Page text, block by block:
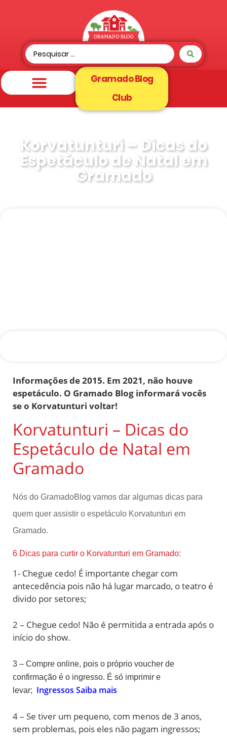
Gramado Blog
Club
Korvatunturi – Dicas do
Espetáculo de Natal em
Gramado
Informações de 2015. Em 2021, não houve
espetáculo. O Gramado Blog informará vocês
se o Korvatunturi voltar!
Korvatunturi – Dicas do
Espetáculo de Natal em
Gramado
Nós do GramadoBlog vamos dar algumas dicas para
quem quer assistir o espetáculo Korvatunturi em
Gramado.
6 Dicas para curtir o Korvatunturi em Gramado:
1- Chegue cedo! É importante chegar com
antecedência pois não há lugar marcado, o teatro é
divido por setores;
2 – Chegue cedo! Não é permitida a entrada após o
início do show.
3 – Compre online, pois o próprio voucher de
confirmação é o ingresso. É só imprimir e
levar; Ingressos Saiba mais
4 – Se tiver um pequeno, com menos de 3 anos,
sem problemas, pois eles não pagam ingressos;